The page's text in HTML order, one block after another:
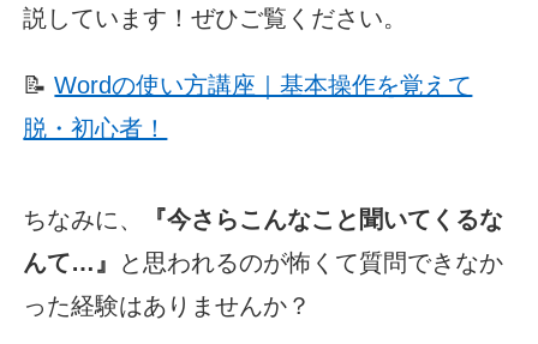
説しています！ぜひご覧ください。
📝Wordの使い方講座｜基本操作を覚えて
脱・初心者！
ちなみに、
『今さらこんなこと聞いてくるな
んて…』
と思われるのが怖くて質問できなか
った経験はありませんか？